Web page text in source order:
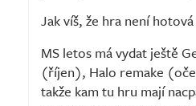
Jak víš, že hra není
MS letos má vydat ještě
(říjen), Halo remake
takže kam tu hru mají